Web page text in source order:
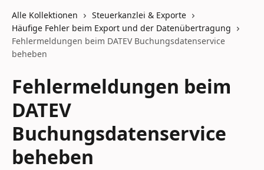
Alle Kollektionen
Steuerkanzlei & Exporte
Häufige Fehler beim Export und der Datenübertragung
Fehlermeldungen beim DATEV Buchungsdatenservice
beheben
Fehlermeldungen beim
DATEV
Buchungsdatenservice
beheben